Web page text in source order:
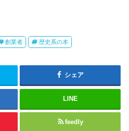
創業者 歴史系の本
シェア
LINE
feedly